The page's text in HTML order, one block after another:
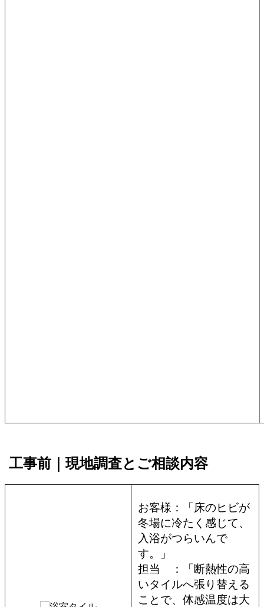
工事前｜現地調査とご相談内容
お客様：「床のヒビが
冬場に冷たく感じて、
入浴がつらいんで
す。」
担当 ：「断熱性の高
いタイルへ張り替える
ことで、体感温度は大